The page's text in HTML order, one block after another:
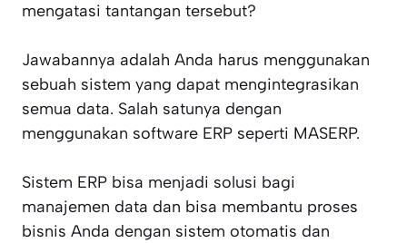
mengatasi tantangan tersebut?
Jawabannya adalah Anda harus menggunakan
sebuah sistem yang dapat mengintegrasikan
semua data. Salah satunya dengan
menggunakan software ERP seperti MASERP.
Sistem ERP bisa menjadi solusi bagi
manajemen data dan bisa membantu proses
bisnis Anda dengan sistem otomatis dan